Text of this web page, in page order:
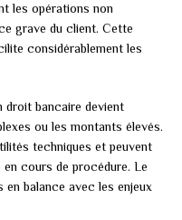
les opérations non
grave du client. Cette
considérablement les
droit bancaire devient
ou les montants élevés.
techniques et peuvent
cours de procédure. Le
balance avec les enjeux